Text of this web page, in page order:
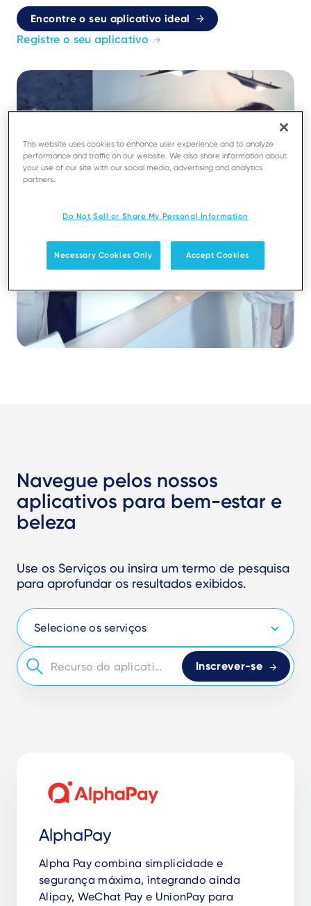
Encontre o seu aplicativo ideal
Registre o seu aplicativo
Navegue pelos nossos
aplicativos para bem-estar e
beleza
Use os Serviços ou insira um termo de pesquisa
para aprofundar os resultados exibidos.
AlphaPay
Alpha Pay combina simplicidade e
segurança máxima, integrando ainda
Alipay, WeChat Pay e UnionPay para
This website uses cookies to enhance user experience and to analyze
performance and traffic on our website. We also share information about
your use of our site with our social media, advertising and analytics
partners.
Do Not Sell or Share My Personal Information
Necessary Cookies Only Accept Cookies